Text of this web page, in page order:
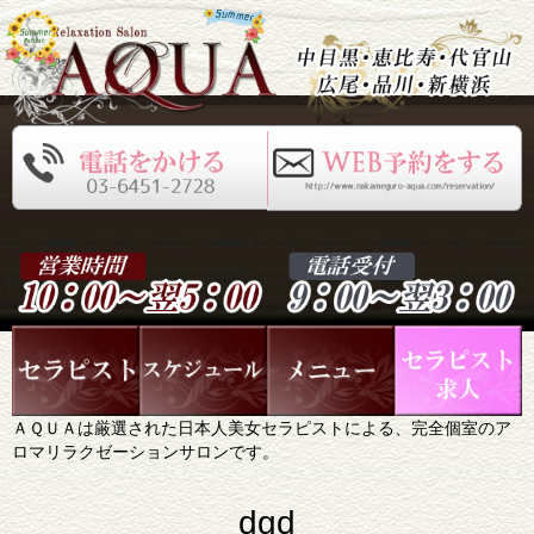
ＡＱＵＡは厳選された日本人美女セラピストによる、完全個室のア
ロマリラクゼーションサロンです。
dgd